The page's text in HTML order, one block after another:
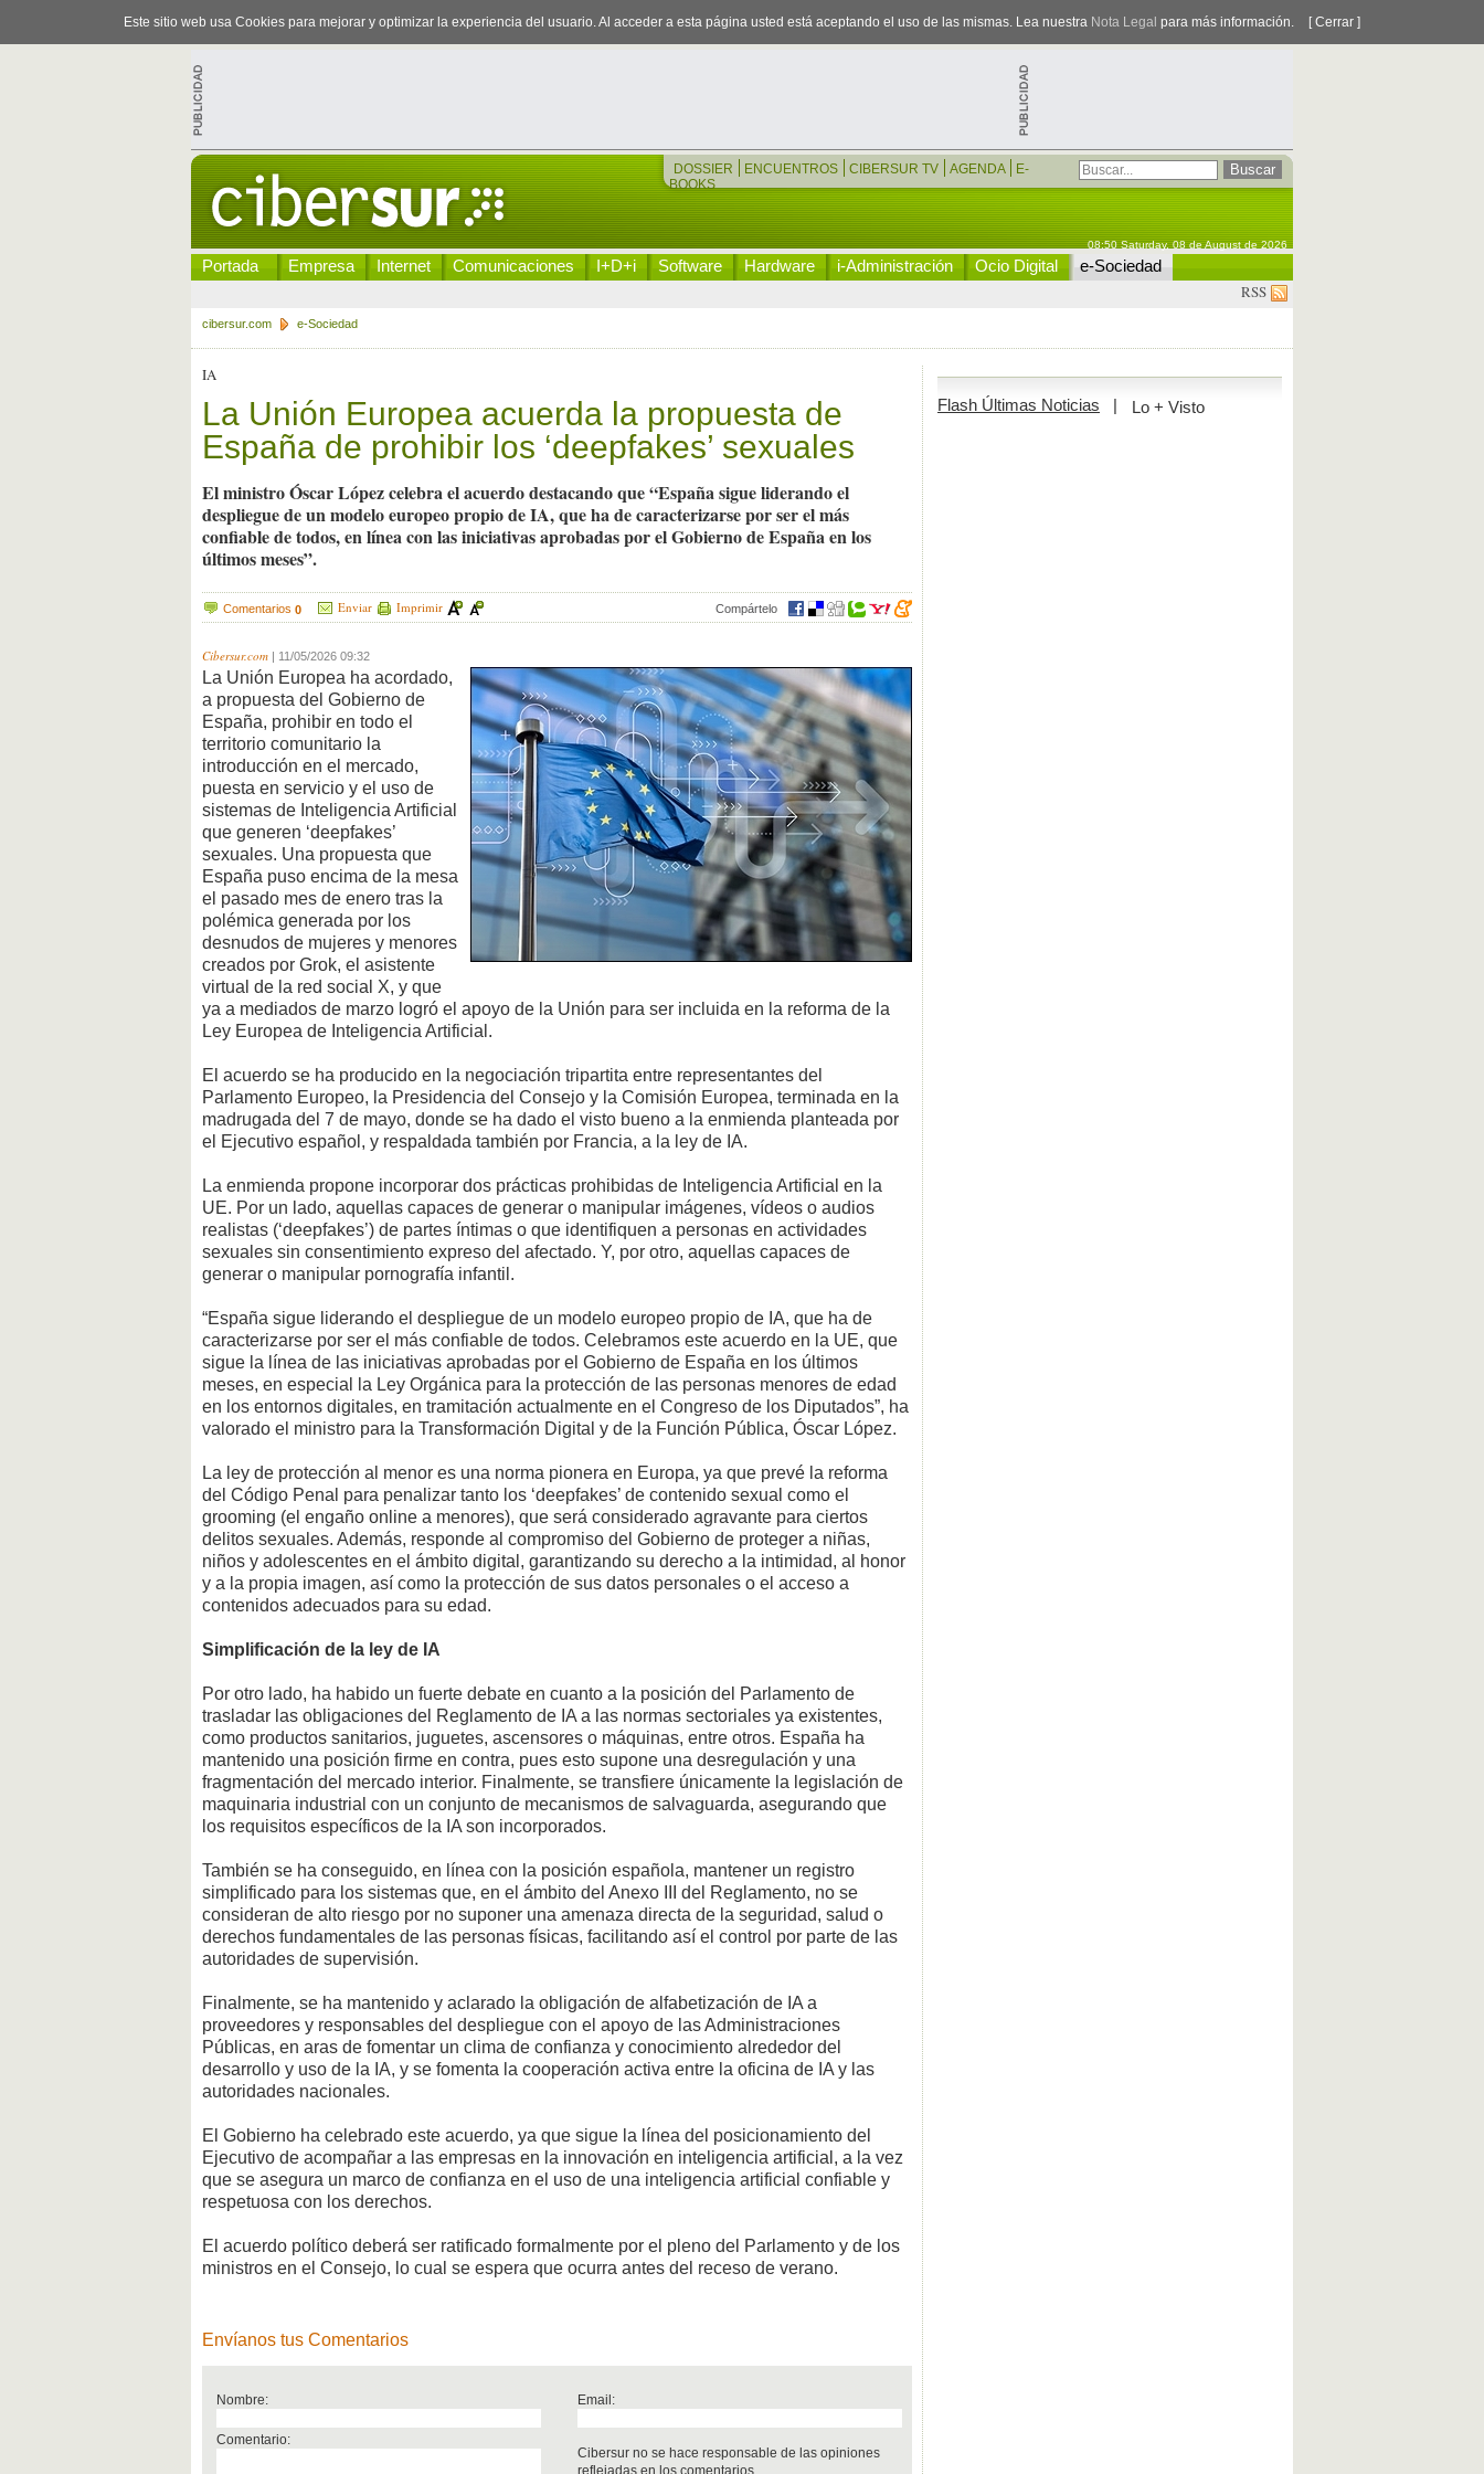
Este sitio web usa Cookies para mejorar y optimizar la experiencia del usuario. Al acceder a esta página usted está aceptando el uso de las mismas. Lea nuestra Nota Legal para más información. [ Cerrar ]
DOSSIER ENCUENTROS CIBERSUR TV AGENDA
E-
BOOKS
08:50 Saturday, 08 de August de 2026
Portada Empresa Internet Comunicaciones I+D+i Software Hardware i-Administración Ocio Digital e-Sociedad
RSS
cibersur.com e-Sociedad
IA
La Unión Europea acuerda la propuesta de
España de prohibir los ‘deepfakes’ sexuales
El ministro Óscar López celebra el acuerdo destacando que “España sigue liderando el
despliegue de un modelo europeo propio de IA, que ha de caracterizarse por ser el más
confiable de todos, en línea con las iniciativas aprobadas por el Gobierno de España en los
últimos meses”.
Comentarios 0 Enviar Imprimir Compártelo
Cibersur.com 11/05/2026 09:32
La Unión Europea ha acordado,
a propuesta del Gobierno de
España, prohibir en todo el
territorio comunitario la
introducción en el mercado,
puesta en servicio y el uso de
sistemas de Inteligencia Artificial
que generen ‘deepfakes’
sexuales. Una propuesta que
España puso encima de la mesa
el pasado mes de enero tras la
polémica generada por los
desnudos de mujeres y menores
creados por Grok, el asistente
virtual de la red social X, y que
ya a mediados de marzo logró el apoyo de la Unión para ser incluida en la reforma de la
Ley Europea de Inteligencia Artificial.
El acuerdo se ha producido en la negociación tripartita entre representantes del
Parlamento Europeo, la Presidencia del Consejo y la Comisión Europea, terminada en la
madrugada del 7 de mayo, donde se ha dado el visto bueno a la enmienda planteada por
el Ejecutivo español, y respaldada también por Francia, a la ley de IA.
La enmienda propone incorporar dos prácticas prohibidas de Inteligencia Artificial en la
UE. Por un lado, aquellas capaces de generar o manipular imágenes, vídeos o audios
realistas (‘deepfakes’) de partes íntimas o que identifiquen a personas en actividades
sexuales sin consentimiento expreso del afectado. Y, por otro, aquellas capaces de
generar o manipular pornografía infantil.
“España sigue liderando el despliegue de un modelo europeo propio de IA, que ha de
caracterizarse por ser el más confiable de todos. Celebramos este acuerdo en la UE, que
sigue la línea de las iniciativas aprobadas por el Gobierno de España en los últimos
meses, en especial la Ley Orgánica para la protección de las personas menores de edad
en los entornos digitales, en tramitación actualmente en el Congreso de los Diputados”, ha
valorado el ministro para la Transformación Digital y de la Función Pública, Óscar López.
La ley de protección al menor es una norma pionera en Europa, ya que prevé la reforma
del Código Penal para penalizar tanto los ‘deepfakes’ de contenido sexual como el
grooming (el engaño online a menores), que será considerado agravante para ciertos
delitos sexuales. Además, responde al compromiso del Gobierno de proteger a niñas,
niños y adolescentes en el ámbito digital, garantizando su derecho a la intimidad, al honor
y a la propia imagen, así como la protección de sus datos personales o el acceso a
contenidos adecuados para su edad.
Simplificación de la ley de IA
Por otro lado, ha habido un fuerte debate en cuanto a la posición del Parlamento de
trasladar las obligaciones del Reglamento de IA a las normas sectoriales ya existentes,
como productos sanitarios, juguetes, ascensores o máquinas, entre otros. España ha
mantenido una posición firme en contra, pues esto supone una desregulación y una
fragmentación del mercado interior. Finalmente, se transfiere únicamente la legislación de
maquinaria industrial con un conjunto de mecanismos de salvaguarda, asegurando que
los requisitos específicos de la IA son incorporados.
También se ha conseguido, en línea con la posición española, mantener un registro
simplificado para los sistemas que, en el ámbito del Anexo III del Reglamento, no se
consideran de alto riesgo por no suponer una amenaza directa de la seguridad, salud o
derechos fundamentales de las personas físicas, facilitando así el control por parte de las
autoridades de supervisión.
Finalmente, se ha mantenido y aclarado la obligación de alfabetización de IA a
proveedores y responsables del despliegue con el apoyo de las Administraciones
Públicas, en aras de fomentar un clima de confianza y conocimiento alrededor del
desarrollo y uso de la IA, y se fomenta la cooperación activa entre la oficina de IA y las
autoridades nacionales.
El Gobierno ha celebrado este acuerdo, ya que sigue la línea del posicionamiento del
Ejecutivo de acompañar a las empresas en la innovación en inteligencia artificial, a la vez
que se asegura un marco de confianza en el uso de una inteligencia artificial confiable y
respetuosa con los derechos.
El acuerdo político deberá ser ratificado formalmente por el pleno del Parlamento y de los
ministros en el Consejo, lo cual se espera que ocurra antes del receso de verano.
Envíanos tus Comentarios
Nombre: Email:
Comentario:
Cibersur no se hace responsable de las opiniones
reflejadas en los comentarios
Flash Últimas Noticias | Lo + Visto